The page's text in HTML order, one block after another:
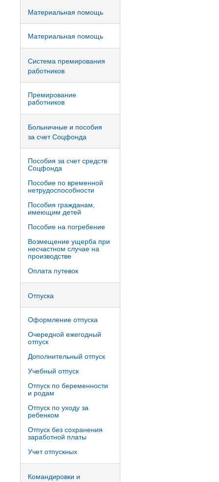
Материальная помощь
Материальная помощь
Система премирования
работников
Премирование
работников
Больничные и пособия
за счет Соцфонда
Пособия за счет средств
Соцфонда
Пособие по временной
нетрудоспособности
Пособия гражданам,
имеющим детей
Пособие на погребение
Возмещение ущерба при
несчастном случае на
производстве
Оплата путевок
Отпуска
Оформление отпуска
Очередной ежегодный
отпуск
Дополнительный отпуск
Учебный отпуск
Отпуск по беременности
и родам
Отпуск по уходу за
ребенком
Отпуск без сохранения
заработной платы
Учет отпускных
Командировки и